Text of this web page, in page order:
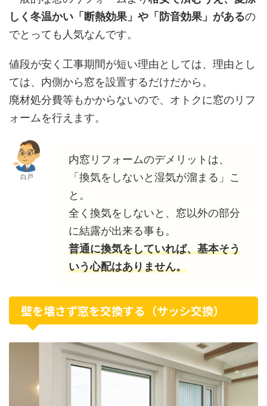
しく冬温かい「断熱効果」や「防音効果」があるの
でとっても人気なんです。
値段が安く工事期間が短い理由としては、理由とし
ては、内側から窓を設置するだけだから。
廃材処分費等もかからないので、オトクに窓のリフ
ォームを行えます。
白戸
内窓リフォームのデメリットは、
「換気をしないと湿気が溜まる」こ
と。
全く換気をしないと、窓以外の部分
に結露が出来る事も。
普通に換気をしていれば、基本そう
いう心配はありません。
壁を壊さず窓を交換する（サッシ交換）